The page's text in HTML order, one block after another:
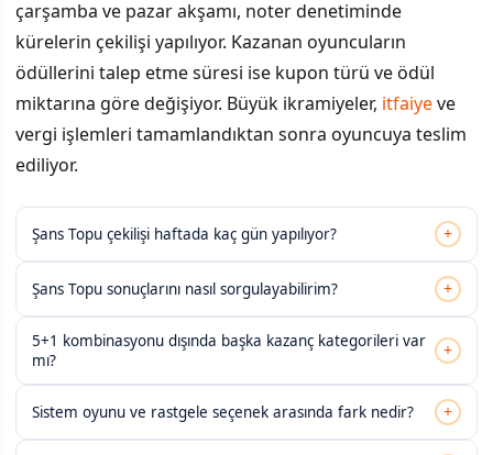
çarşamba ve pazar akşamı, noter denetiminde
kürelerin çekilişi yapılıyor. Kazanan oyuncuların
ödüllerini talep etme süresi ise kupon türü ve ödül
miktarına göre değişiyor. Büyük ikramiyeler, itfaiyeve
vergi işlemleri tamamlandıktan sonra oyuncuya teslim
ediliyor.
Şans Topu çekilişi haftada kaç gün yapılıyor? +
Şans Topu sonuçlarını nasıl sorgulayabilirim? +
5+1 kombinasyonu dışında başka kazanç kategorileri var
mı?
+
Sistem oyunu ve rastgele seçenek arasında fark nedir? +